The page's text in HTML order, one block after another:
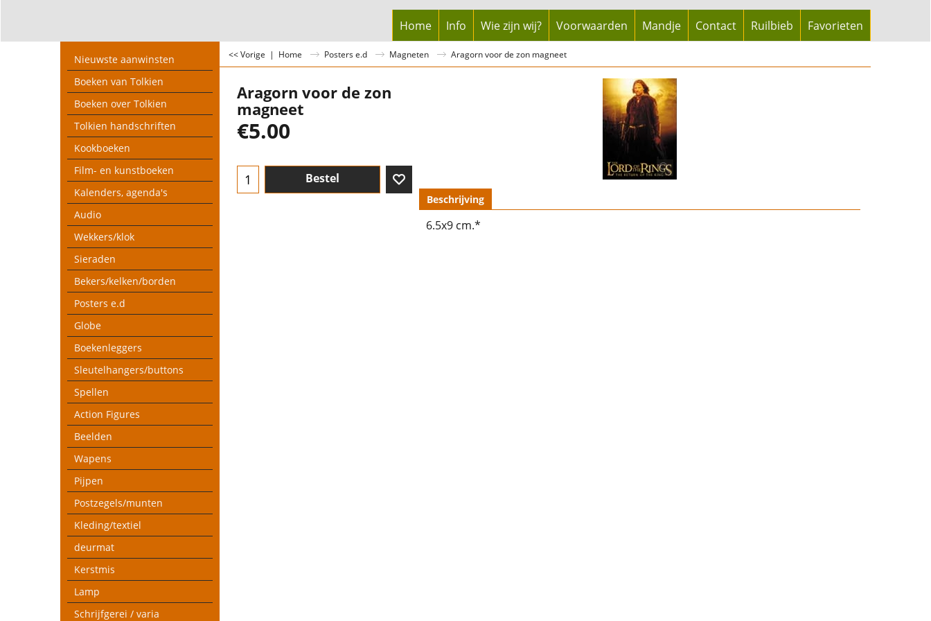
Home Info Wie zijn wij? Voorwaarden Mandje Contact Ruilbieb Favorieten
Nieuwste aanwinsten
Boeken van Tolkien
Boeken over Tolkien
Tolkien handschriften
Kookboeken
Film- en kunstboeken
Kalenders, agenda's
Audio
Wekkers/klok
Sieraden
Bekers/kelken/borden
Posters e.d
Globe
Boekenleggers
Sleutelhangers/buttons
Spellen
Action Figures
Beelden
Wapens
Pijpen
Postzegels/munten
Kleding/textiel
deurmat
Kerstmis
Lamp
Schrijfgerei / varia
<< Vorige | Home Posters e.d Magneten Aragorn voor de zon magneet
Aragorn voor de zon
magneet
€5.00
Bestel
Beschrijving
6.5x9 cm.*